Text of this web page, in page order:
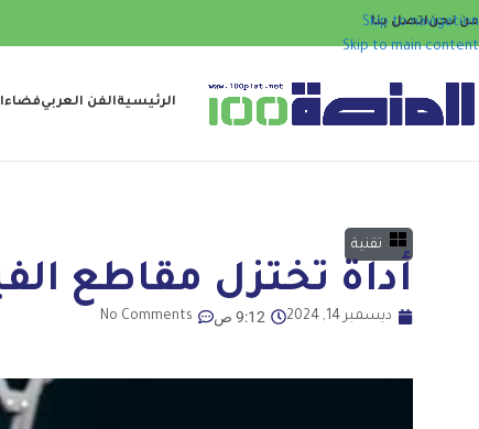
Skip to navigation
Skip to main content
من نحناتصل بنا
الرئيسيةالفن العربي
تقنية
أداة تختزل مقاطع الفيديو من 4
ديسمبر 14, 2024 9:12 ص No Comments